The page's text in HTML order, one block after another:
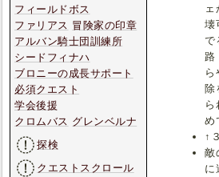
壊
で
路
ら
除
ら
め
↑
敵
に
フィールドボス
ファリアス 冒険家の印章
アルバン騎士団訓練所
シードフィナハ
ブロニーの成長サポート
必須クエスト
学会後援
クロムバス グレンベルナ
探検
クエストスクロール